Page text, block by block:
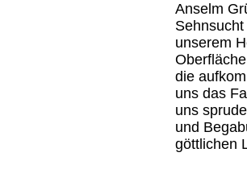
Anselm
unserem
die
uns das
uns
und
göttlichen